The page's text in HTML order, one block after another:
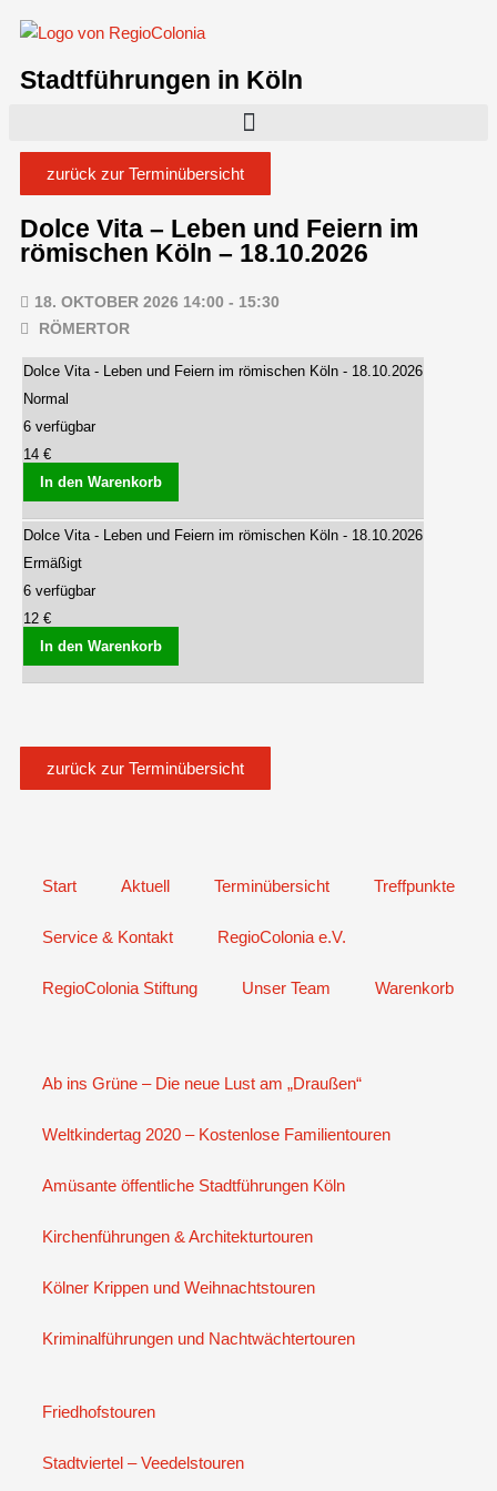
Stadtführungen in Köln
zurück zur Terminübersicht
Dolce Vita – Leben und Feiern im
römischen Köln – 18.10.2026
18. OKTOBER 2026 14:00 - 15:30
RÖMERTOR
Dolce Vita - Leben und Feiern im römischen Köln - 18.10.2026
Normal
6 verfügbar
14 €
In den Warenkorb
Dolce Vita - Leben und Feiern im römischen Köln - 18.10.2026
Ermäßigt
6 verfügbar
12 €
In den Warenkorb
zurück zur Terminübersicht
Start Aktuell Terminübersicht Treffpunkte
Service & Kontakt RegioColonia e.V.
RegioColonia Stiftung Unser Team Warenkorb
Ab ins Grüne – Die neue Lust am „Draußen“
Weltkindertag 2020 – Kostenlose Familientouren
Amüsante öffentliche Stadtführungen Köln
Kirchenführungen & Architekturtouren
Kölner Krippen und Weihnachtstouren
Kriminalführungen und Nachtwächtertouren
Friedhofstouren
Stadtviertel – Veedelstouren